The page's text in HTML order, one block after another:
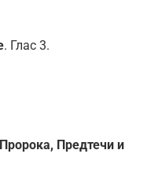
. Глас 3.
Предтечи и